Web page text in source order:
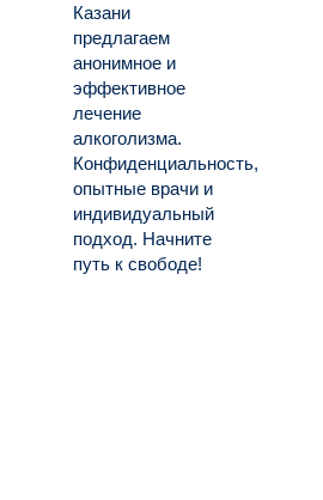
Казани
предлагаем
анонимное и
эффективное
лечение
алкоголизма.
Конфиденциальность,
опытные врачи и
индивидуальный
подход. Начните
путь к свободе!